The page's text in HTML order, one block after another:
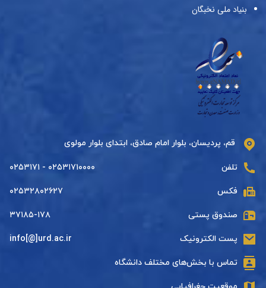
بنیاد ملی نخبگان
قم، پردیسان، بلوار امام صادق، ابتدای بلوار مولوی
تلفن ۰۲۵۳۱۷۱۰۰۰۰ - ۰۲۵۳۱۷۱
فکس ۰۲۵۳۲۸۰۲۶۲۷
صندوق پستی ۳۷۱۸۵-۱۷۸
پست الکترونیک info[@]urd.ac.ir
تماس با بخش‌های مختلف دانشگاه